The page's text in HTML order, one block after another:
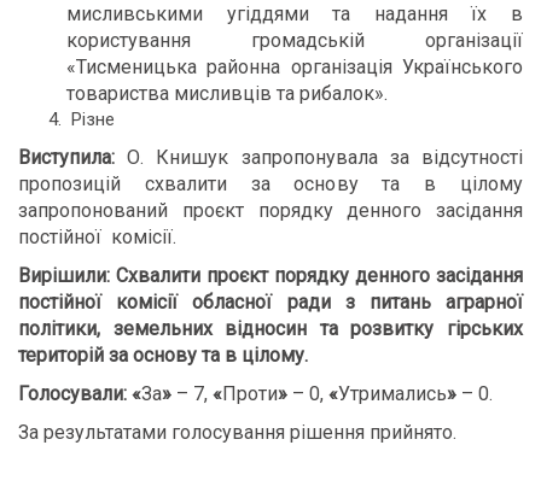
мисливськими угіддями та надання їх в
користування громадській організації
«Тисменицька районна організація Українського
товариства мисливців та рибалок».
Різне
Виступила: О. Книшук запропонувала за відсутності
пропозицій схвалити за основу та в цілому
запропонований проєкт порядку денного засідання
постійної комісії.
Вирішили: Схвалити проєкт порядку денного засідання
постійної комісії обласної ради з питань аграрної
політики, земельних відносин та розвитку гірських
територій за основу та в цілому.
Голосували: «За» – 7, «Проти» – 0, «Утримались» – 0.
За результатами голосування рішення прийнято.